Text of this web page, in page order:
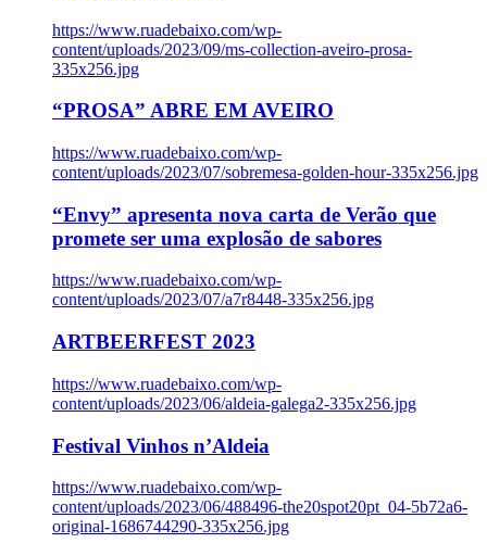
https://www.ruadebaixo.com/wp-
content/uploads/2023/09/ms-collection-aveiro-prosa-
335x256.jpg
“PROSA” ABRE EM AVEIRO
https://www.ruadebaixo.com/wp-
content/uploads/2023/07/sobremesa-golden-hour-335x256.jpg
“Envy” apresenta nova carta de Verão que
promete ser uma explosão de sabores
https://www.ruadebaixo.com/wp-
content/uploads/2023/07/a7r8448-335x256.jpg
ARTBEERFEST 2023
https://www.ruadebaixo.com/wp-
content/uploads/2023/06/aldeia-galega2-335x256.jpg
Festival Vinhos n’Aldeia
https://www.ruadebaixo.com/wp-
content/uploads/2023/06/488496-the20spot20pt_04-5b72a6-
original-1686744290-335x256.jpg